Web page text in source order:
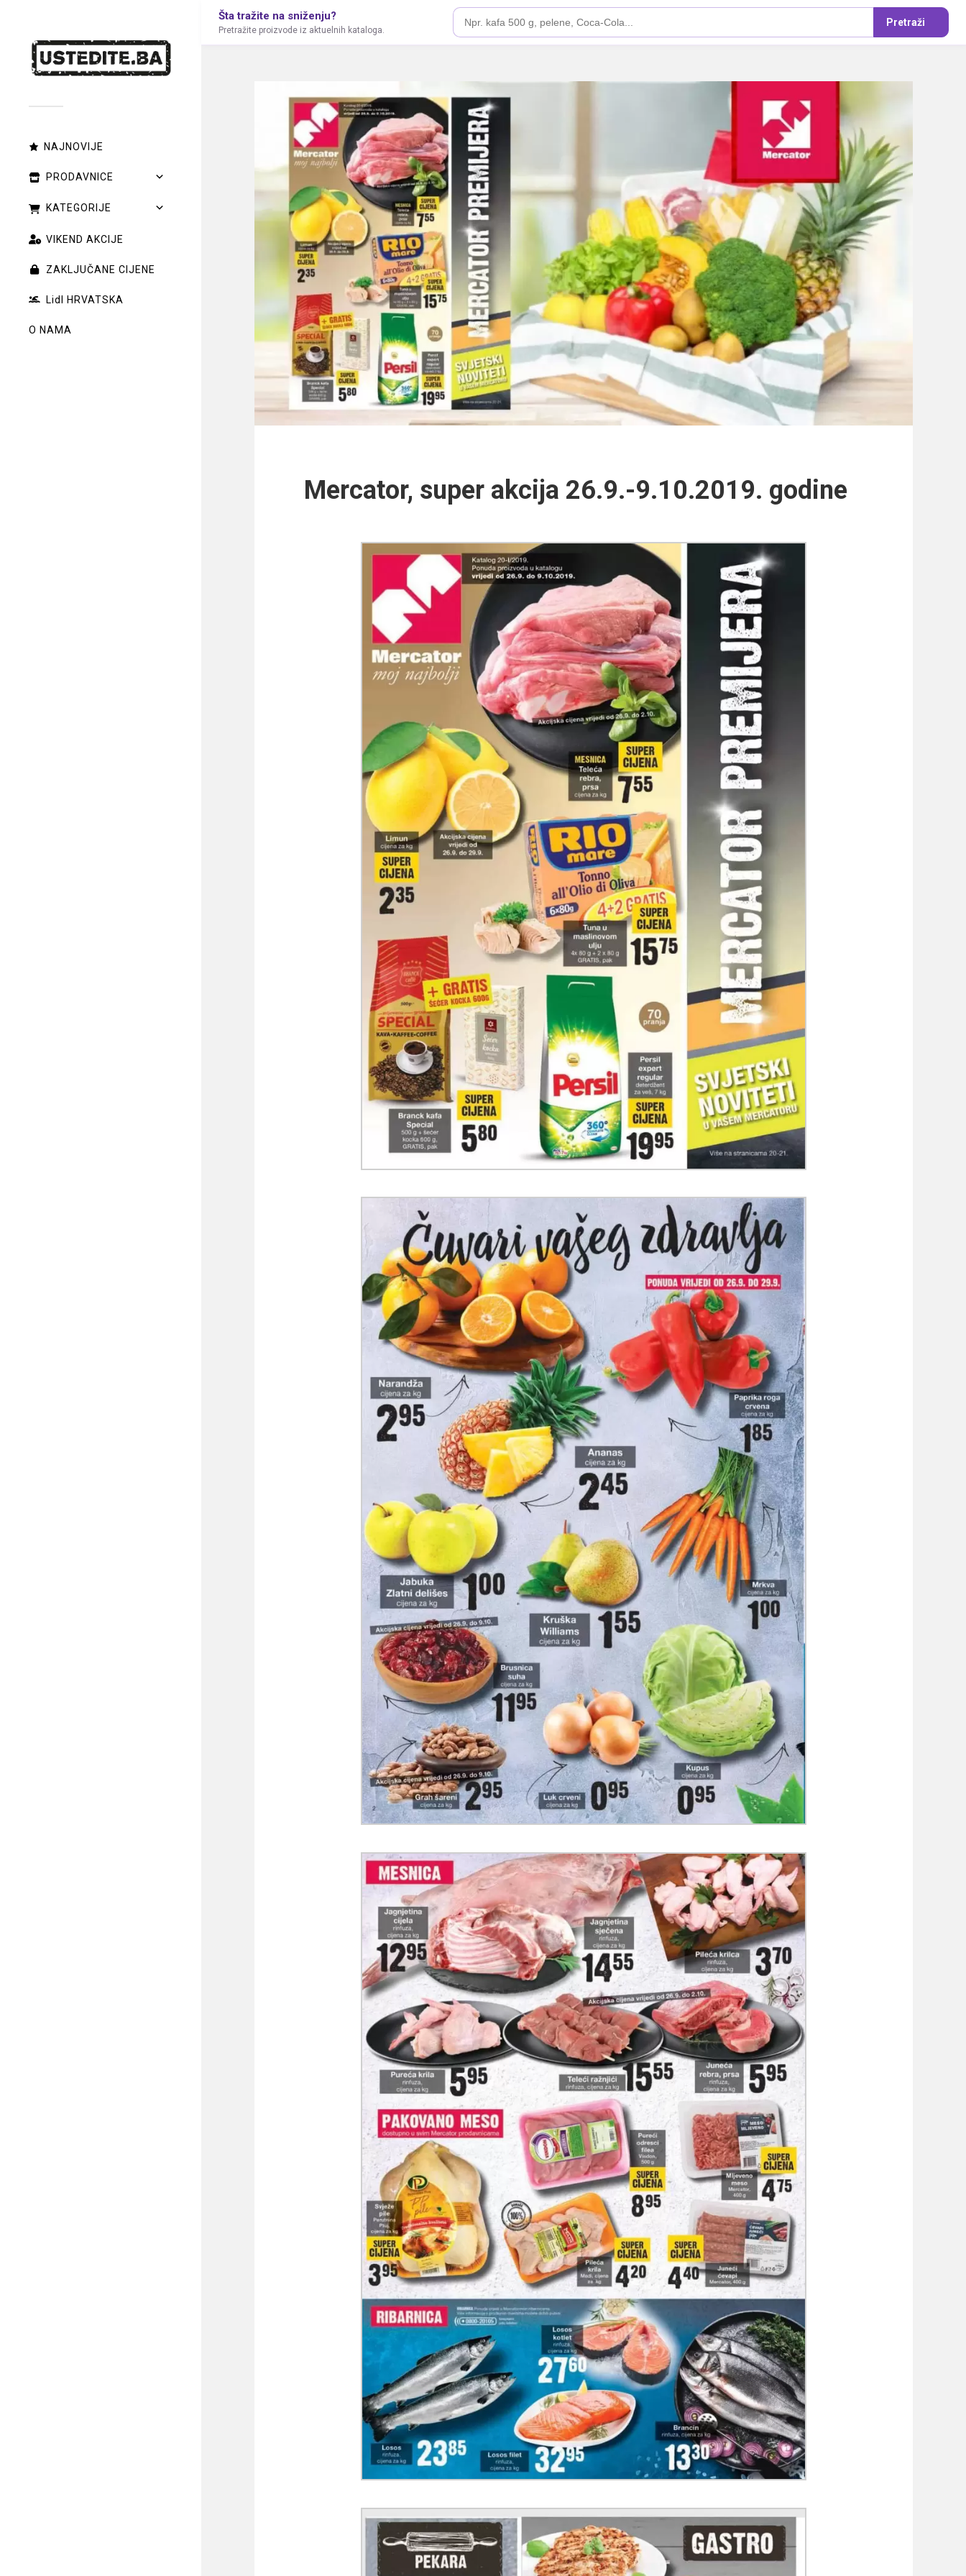
NAJNOVIJE
PRODAVNICE
KATEGORIJE
VIKEND AKCIJE
ZAKLJUČANE CIJENE
Lidl HRVATSKA
O NAMA
Šta tražite na sniženju?
Pretražite proizvode iz aktuelnih kataloga.
Pretraži
Mercator, super akcija 26.9.-9.10.2019. godine